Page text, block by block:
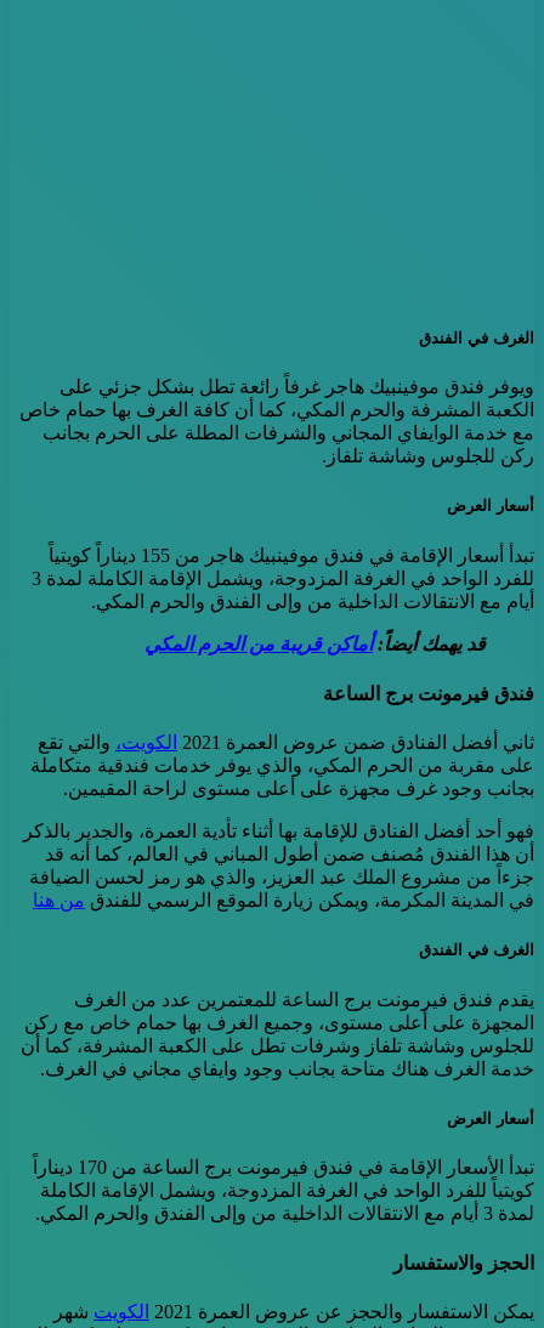
الغرف في الفندق
ويوفر فندق موفينبيك هاجر غرفاً رائعة تطل بشكل جزئي على
الكعبة المشرفة والحرم المكي، كما أن كافة الغرف بها حمام خاص
مع خدمة الوايفاي المجاني والشرفات المطلة على الحرم بجانب
ركن للجلوس وشاشة تلفاز.
أسعار العرض
تبدأ أسعار الإقامة في فندق موفينبيك هاجر من 155 ديناراً كويتياً
للفرد الواحد في الغرفة المزدوجة، ويشمل الإقامة الكاملة لمدة 3
أيام مع الانتقالات الداخلية من وإلى الفندق والحرم المكي.
قد يهمك أيضاً:أماكن قريبة من الحرم المكي
فندق فيرمونت برج الساعة
ثاني أفضل الفنادق ضمن عروض العمرة 2021 الكويت، والتي تقع
على مقربة من الحرم المكي، والذي يوفر خدمات فندقية متكاملة
بجانب وجود غرف مجهزة على أعلى مستوى لراحة المقيمين.
فهو أحد أفضل الفنادق للإقامة بها أثناء تأدية العمرة، والجدير بالذكر
أن هذا الفندق مُصنف ضمن أطول المباني في العالم، كما أنه قد
جزءاً من مشروع الملك عبد العزيز، والذي هو رمز لحسن الضيافة
في المدينة المكرمة، ويمكن زيارة الموقع الرسمي للفندق من هنا
الغرف في الفندق
يقدم فندق فيرمونت برج الساعة للمعتمرين عدد من الغرف
المجهزة على أعلى مستوى، وجميع الغرف بها حمام خاص مع ركن
للجلوس وشاشة تلفاز وشرفات تطل على الكعبة المشرفة، كما أن
خدمة الغرف هناك متاحة بجانب وجود وايفاي مجاني في الغرف.
أسعار العرض
تبدأ الأسعار الإقامة في فندق فيرمونت برج الساعة من 170 ديناراً
كويتياً للفرد الواحد في الغرفة المزدوجة، ويشمل الإقامة الكاملة
لمدة 3 أيام مع الانتقالات الداخلية من وإلى الفندق والحرم المكي.
الحجز والاستفسار
يمكن الاستفسار والحجز عن عروض العمرة 2021 الكويت شهر